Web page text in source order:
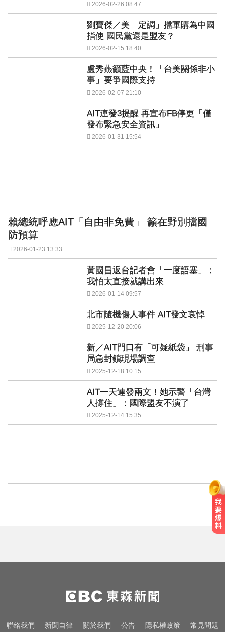
2026-02-26 08:47
劉寶傑／美「定調」擋軍購為中國
指使 國民黨還是盟友？
2026-02-15 18:40
盧秀燕籲藍中央！「台美關係非小
事」要爭國際支持
2026-02-07 21:10
AIT連發3提醒 再宣布FB停更「僅
發布緊急安全資訊」
2026-01-31 15:54
賴總統呼應AIT「自由非免費」 籲在野別擋國
防預算
2026-01-23 13:33
黃國昌返台記者會「一度語塞」：
我怕太直接就講出來
2026-01-14 09:57
北市隨機傷人事件 AIT發文哀悼
2025-12-20 20:06
新／AIT門口有「可疑紙袋」 刑事
局急封鎖現場調查
2025-12-18 10:15
AIT一天連發兩文！她示警「台灣
人撐住」：國際盟友不演了
2025-12-14 15:35
聯絡我們 新聞自律 關於我們 公告 隱私權政策 常見問題